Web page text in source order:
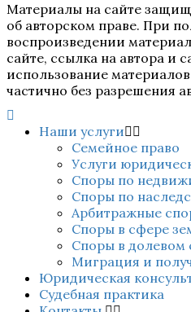
Материалы на сайте
об авторском праве. При
воспроизведении
сайте, ссылка на автора и
использование
частично без разрешения
Наши услуги
Семейное право
Услуги
Споры по
Споры по
Арбитражные
Споры в сфере
Споры в долевом
Миграция и
Юридическая
Судебная практика